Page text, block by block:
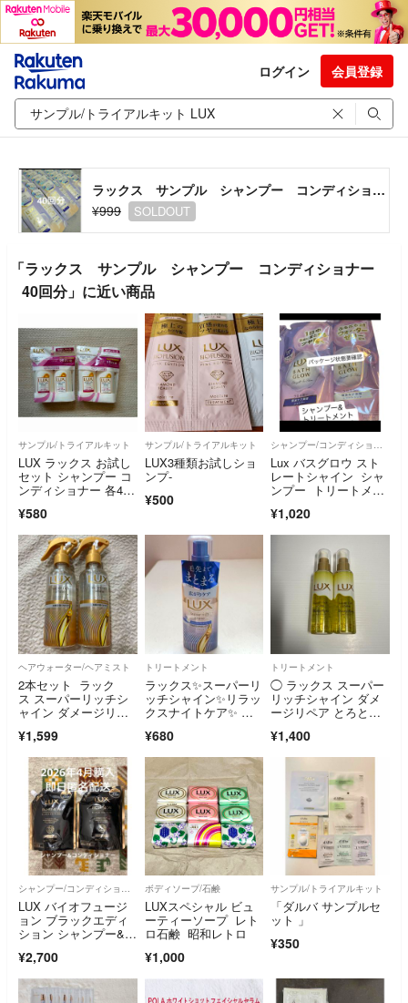
ログイン 会員登録
ラックス サンプル シャンプー コンディショナー 40回分
¥999
SOLDOUT
「ラックス サンプル シャンプー コンディショナー
40回分」に近い商品
サンプル/トライアルキット
LUX ラックス お試し
セット シャンプー コ
ンディショナー 各40g
¥580
サンプル/トライアルキット
LUX3種類お試しショ
ンプ-
¥500
シャンプー/コンディショナーセット
Lux バスグロウ スト
レートシャイン シャ
ンプー トリートメン
¥1,020
ヘアウォーター/ヘアミスト
2本セット ラック
ス スーパーリッチシ
ャイン ダメージリペ
0ml lux
¥1,599
トリートメント
ラックス✨スーパーリ
ッチシャイン✨リラッ
クスナイトケア✨ ま
ml✨
¥680
トリートメント
◯ ラックス スーパー
リッチシャイン ダメ
ージリペア とろとろ
¥1,400
シャンプー/コンディショナーセット
LUX バイオフュージ
ョン ブラックエディ
ション シャンプー&コ
¥2,700
ボディソープ/石鹸
LUXスペシャル ビュ
ーティーソープ レト
ロ石鹸 昭和レトロ
¥1,000
サンプル/トライアルキット
「ダルバ サンプルセ
ット 」
¥350